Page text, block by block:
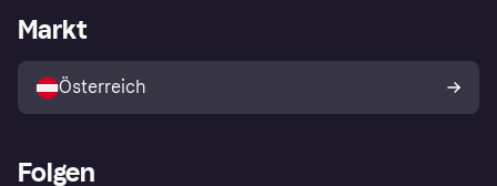
Shops entdecken
Händlerportal
Markt
Österreich
Folgen